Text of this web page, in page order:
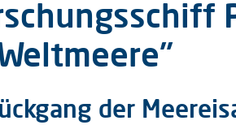
der